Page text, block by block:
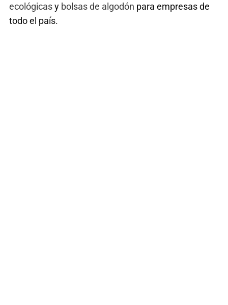
ecológicasy bolsas de algodón para empresas de
todo el país.